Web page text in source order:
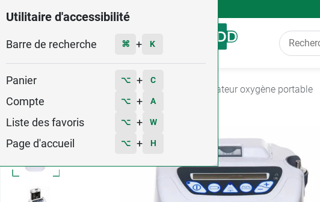
Utilitaire d'accessibilité
Barre de recherche ⌘ + K
Panier ⌥ + C
Compte ⌥ + A
Liste des favoris ⌥ + W
Page d'accueil ⌥ + H
Menu
Concentrateur oxygène portable